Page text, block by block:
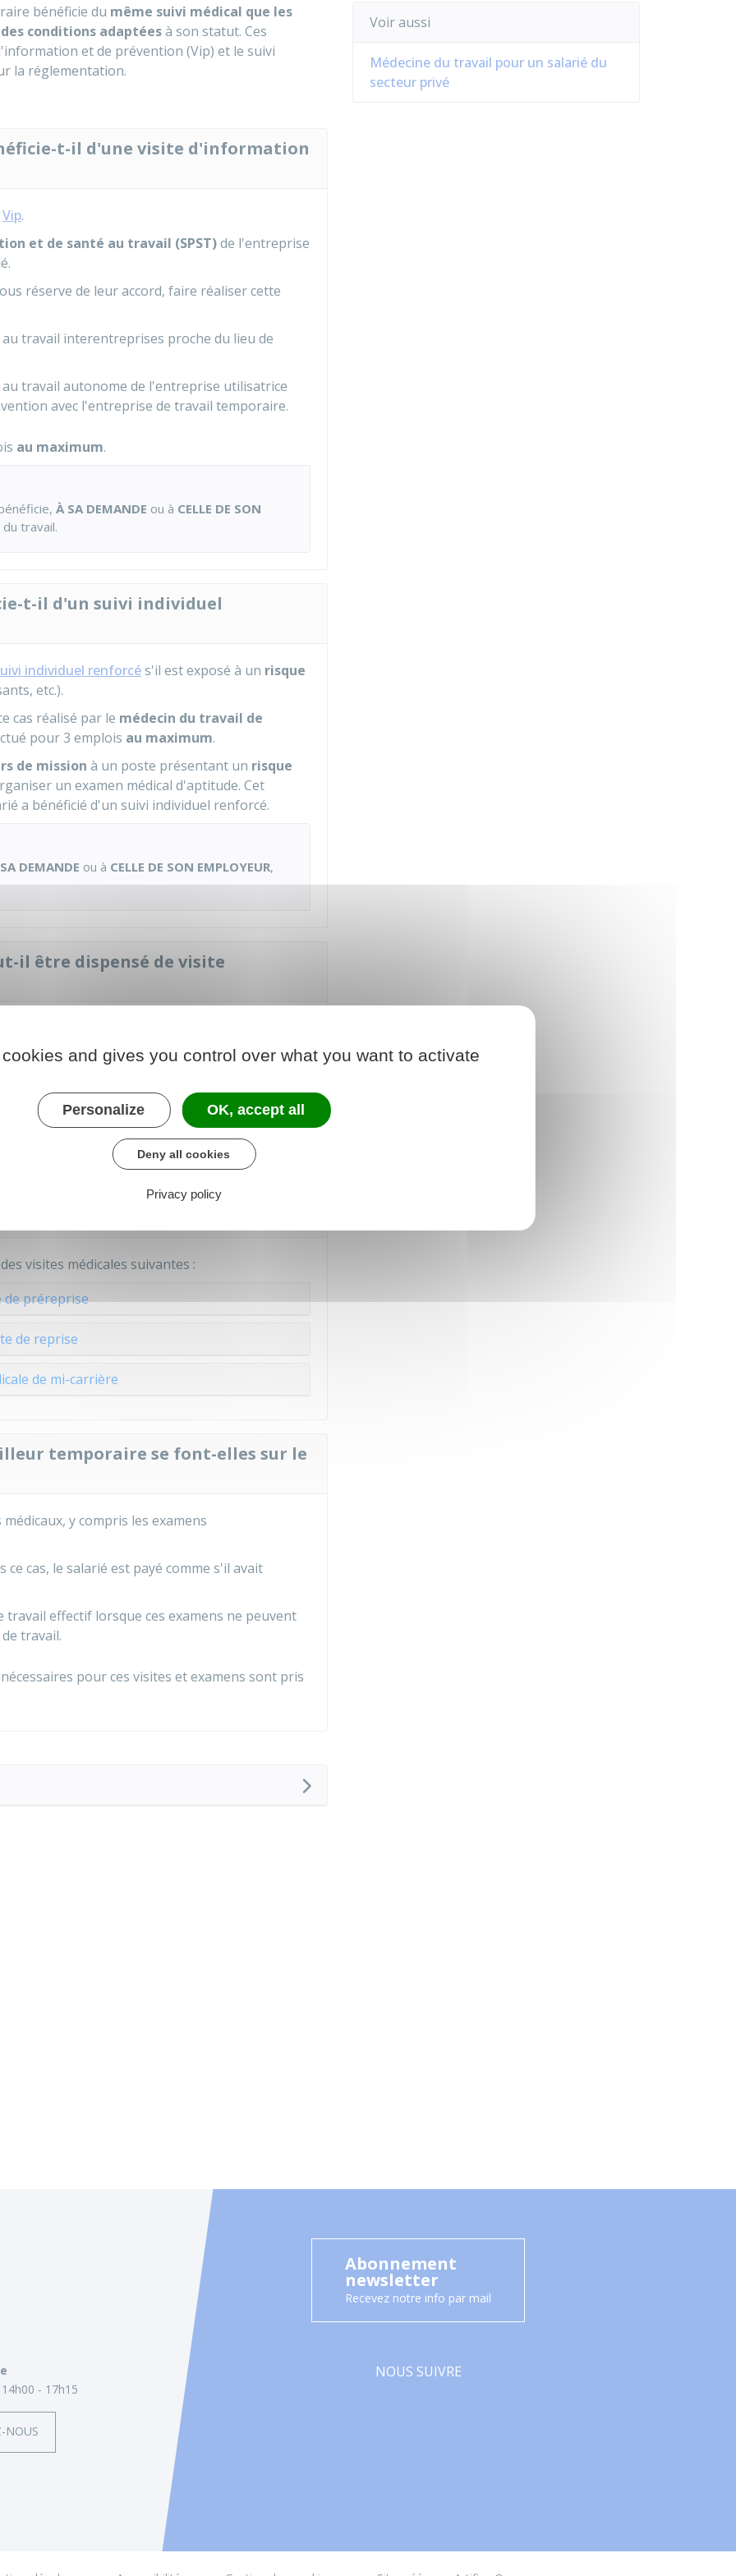
bénéficie du même suivi médical que les
conditions adaptéesà son statut. Ces
et de prévention (Vip) et le suivi
la réglementation.
t-il d'une visite d'information
Vip.
et de santé au travail (SPST)de l'entreprise
réserve de leur accord, faire réaliser cette
travail interentreprises proche du lieu de
travail autonome de l'entreprise utilisatrice
avec l'entreprise de travail temporaire.
au maximum.
À SA DEMANDE ou à CELLE DE SON
travail.
t-il d'un suivi individuel
individuel renforcés'il est exposé à un risque
etc.).
cas réalisé par le médecin du travail de
pour 3 emplois au maximum.
de mission à un poste présentant un risque
un examen médical d'aptitude. Cet
a bénéficié d'un suivi individuel renforcé.
DEMANDE ou à CELLE DE SON EMPLOYEUR,
il être dispensé de visite
a bénéficié d'une Vip ou d'un suivi individuel
renforcé (SIR)
t-il d'autres visites
visites médicales suivantes :
de préreprise
de reprise
de mi-carrière
temporaire se font-elles sur le
y compris les examens
cas, le salarié est payé comme s'il avait
travail effectif lorsque ces examens ne peuvent
travail.
pour ces visites et examens sont pris
Voir aussi
Médecine du travail pour un salarié du
secteur privé
14h00 - 17h15
NOUS
Abonnement
newsletter
Recevez notre info par mail
NOUS SUIVRE
and gives you control over what you want to activate
Personalize OK, accept all
Deny all cookies
Privacy policy